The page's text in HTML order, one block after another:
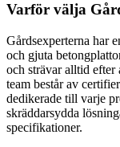
Varför välja
Gårdsexperterna har
och gjuta
och strävar alltid
team består av
dedikerade till varje
skräddarsydda
specifikationer.